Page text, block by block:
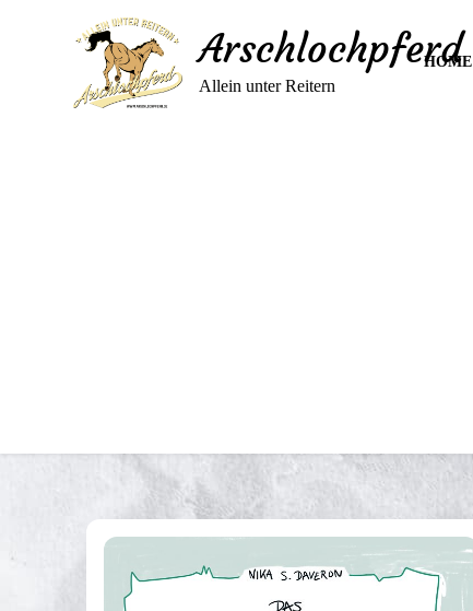
Arschlochpferd
Allein unter Reitern
HOME